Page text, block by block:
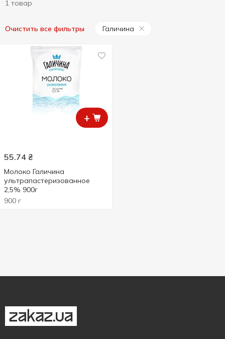
1 товар
Очистить все фильтры Галичина
+
55.74 ₴
Молоко Галичина
ультрапастеризованное
2,5% 900г
900 г